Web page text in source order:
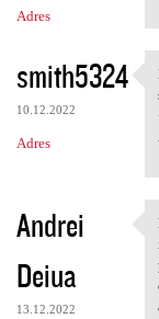
Adres
smith5324
10.12.2022
Adres
I
Andrei
Deiua
13.12.2022